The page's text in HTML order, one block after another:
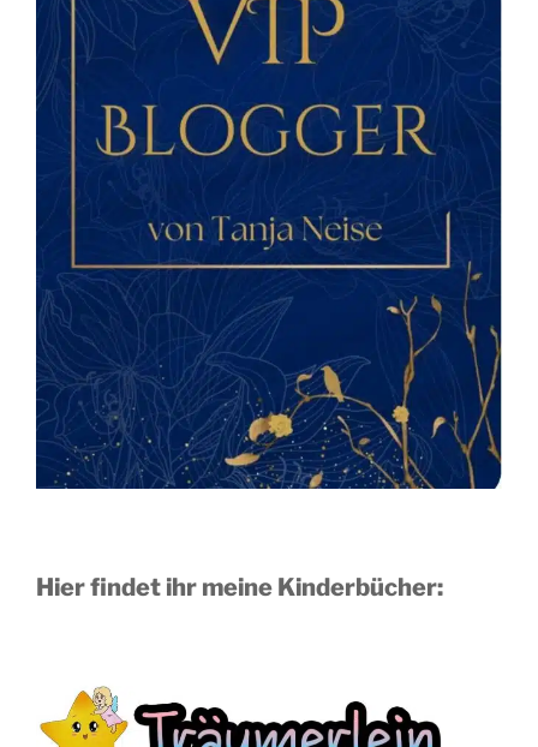
Hier findet ihr meine Kinderbücher: